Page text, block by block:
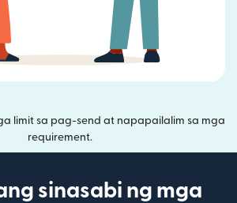
limit sa pag-send at napapailalim sa mga
requirement.
sinasabi ng mga